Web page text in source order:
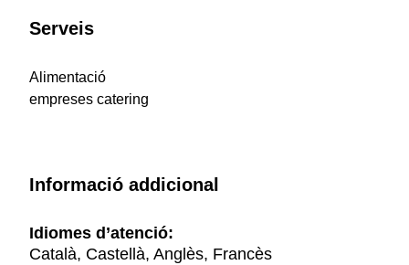
Serveis
Alimentació
empreses catering
Informació addicional
Idiomes d’atenció:
Català, Castellà, Anglès, Francès